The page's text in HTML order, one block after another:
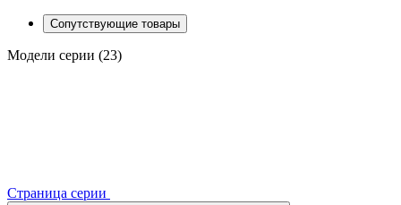
Сопутствующие товары
Модели серии (23)
Страница серии